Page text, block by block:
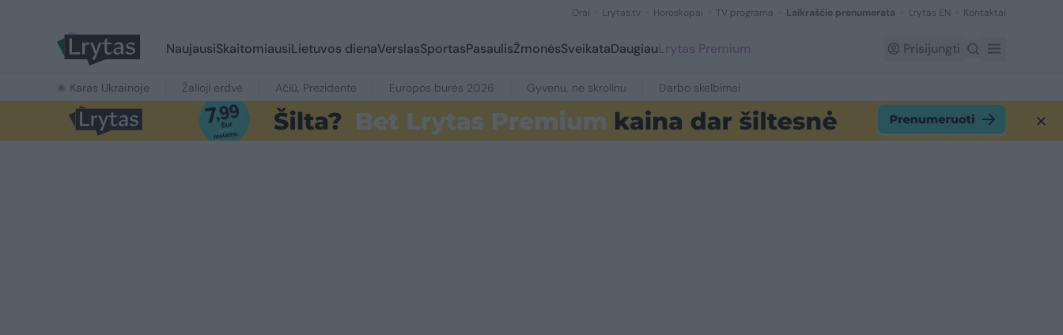
Orai Lrytas.tv Horoskopai TV programa Laikraščio prenumerata Lrytas EN Kontaktai
NaujausiSkaitomiausiLietuvos dienaVerslasSportasPasaulisŽmonėsSveikataDaugiauLrytas Premium Prisijungti
Karas Ukrainoje Žalioji erdvė Ačiū, Prezidente Europos burės 2026 Gyvenu, ne skrolinu Darbo skelbimai